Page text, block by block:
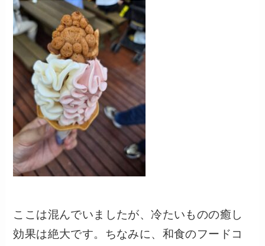
ここは混んでいましたが、冷たいものの癒し
効果は絶大です。ちなみに、和食のフードコ